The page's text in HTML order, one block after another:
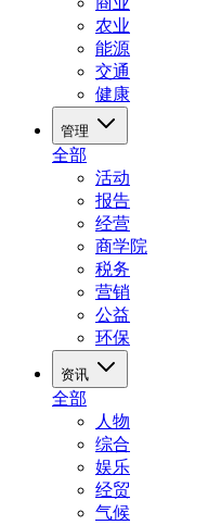
农业
能源
交通
健康
管理
全部
活动
报告
经营
商学院
税务
营销
公益
环保
资讯
全部
人物
综合
娱乐
经贸
气候